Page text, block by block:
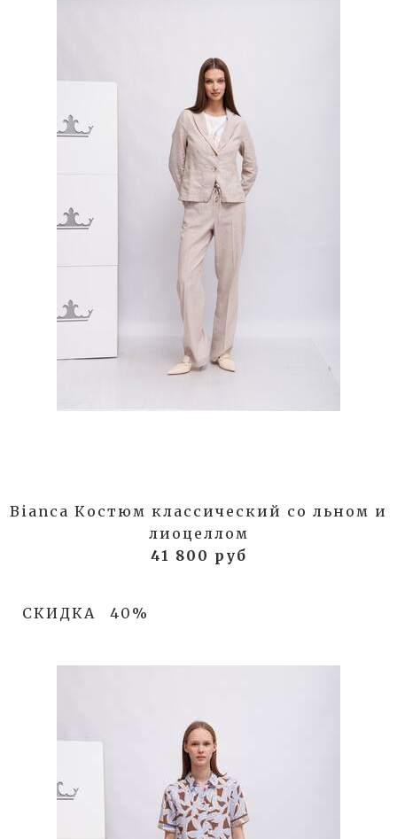
Bianca Костюм классический со льном и
лиоцеллом
41 800 руб
СКИДКА 40%